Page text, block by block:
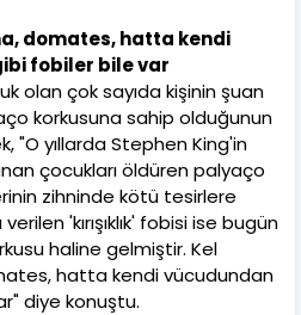
domates, hatta kendi
fobiler bile var
olan çok sayıda kişinin şuan
korkusuna sahip olduğunun
"O yıllarda Stephen King'in
çocukları öldüren palyaço
zihninde kötü tesirlere
'kırışıklık' fobisi ise bugün
haline gelmiştir. Kel
hatta kendi vücudundan
diye konuştu.